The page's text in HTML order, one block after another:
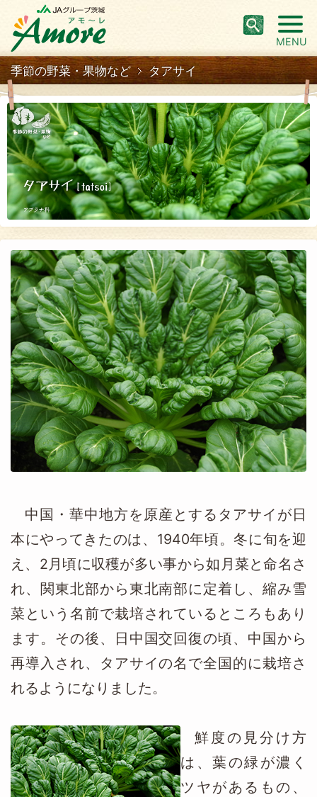
MENU
季節の野菜・果物など タアサイ
中国・華中地方を原産とするタアサイが日
本にやってきたのは、1940年頃。冬に旬を迎
え、2月頃に収穫が多い事から如月菜と命名さ
れ、関東北部から東北南部に定着し、縮み雪
菜という名前で栽培されているところもあり
ます。その後、日中国交回復の頃、中国から
再導入され、タアサイの名で全国的に栽培さ
れるようになりました。
鮮度の見分け方
は、葉の緑が濃く
ツヤがあるもの、